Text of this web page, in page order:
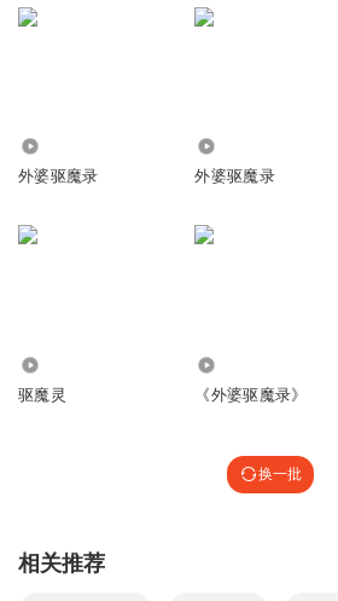
外婆驱魔录 外婆驱魔录
驱魔灵 《外婆驱魔录》
换一批
相关推荐